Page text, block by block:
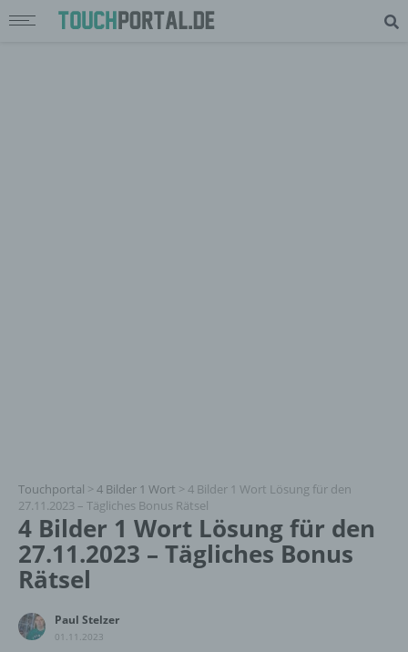
Touchportal > 4 Bilder 1 Wort > 4 Bilder 1 Wort Lösung für den
27.11.2023 – Tägliches Bonus Rätsel
4 Bilder 1 Wort Lösung für den
27.11.2023 – Tägliches Bonus
Rätsel
Paul Stelzer
01.11.2023